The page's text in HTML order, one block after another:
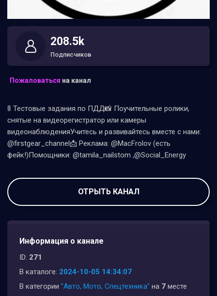
208.5k
Подписчиков
Пожаловаться на канал
🚦 Тестовые задания по ПДД📸 Поучительные ролики,
снятые на видеорегистратор или камеры
видеонаблюденияУчитесь и развивайтесь вместе с нами:
@firstgear_channel📩 Реклама: @MacFrolov (есть
фейк!)Помощники: @tamila_nailstom ,@Social_Energy
ОТРЫТЬ КАНАЛ
Информация о канале
ID: 271
В каталоге: 2024-10-05 14:34:07
В категории "Авто, Мото, Спецтехника" на 7 месте